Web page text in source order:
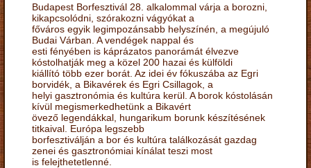
Budapest Borfesztivál 28. alkalommal várja a borozni,
kikapcsolódni, szórakozni vágyókat a
főváros egyik legimpozánsabb helyszínén, a megújuló
Budai Várban. A vendégek nappal és
esti fényében is káprázatos panorámát élvezve
kóstolhatják meg a közel 200 hazai és külföldi
kiállító több ezer borát. Az idei év fókuszába az Egri
borvidék, a Bikavérek és Egri Csillagok, a
helyi gasztronómia és kultúra kerül. A borok kóstolásán
kívül megismerkedhetünk a Bikavért
övező legendákkal, hungarikum borunk készítésének
titkaival. Európa legszebb
borfesztiválján a bor és kultúra találkozását gazdag
zenei és gasztronómiai kínálat teszi most
is felejthetetlenné.